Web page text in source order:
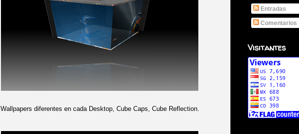
Wallpapers diferentes en cada Desktop, Cube Caps, Cube Reflection.
Entradas
Comentarios
Visitantes